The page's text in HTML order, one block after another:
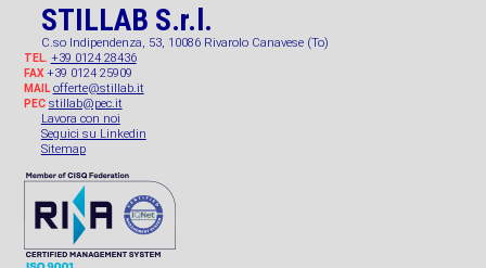
STILLAB S.r.l.
C.so Indipendenza, 53, 10086 Rivarolo Canavese (To)
TEL. +39 0124 28436
FAX+39 0124 25909
MAIL offerte@stillab.it
PEC stillab@pec.it
Lavora con noi
Seguici su Linkedin
Sitemap